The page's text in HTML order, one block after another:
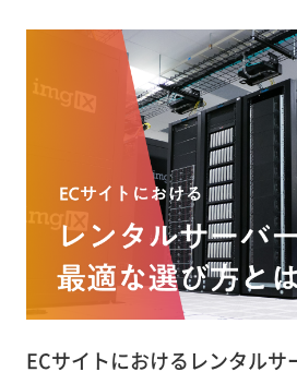
ECサイトにおけるレンタルサ